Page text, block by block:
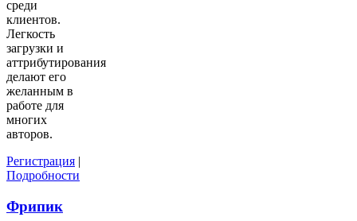
среди
клиентов.
Легкость
загрузки и
аттрибутирования
делают его
желанным в
работе для
многих
авторов.
Регистрация
Подробности
Фрипик